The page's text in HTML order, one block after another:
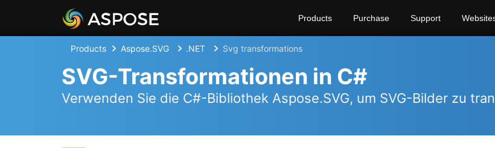
Products Purchase Support
Products Aspose.SVG .NET Svg transformations
SVG-Transformationen in C#
Verwenden Sie die C#-Bibliothek Aspose.SVG, um SVG-Bilder zu